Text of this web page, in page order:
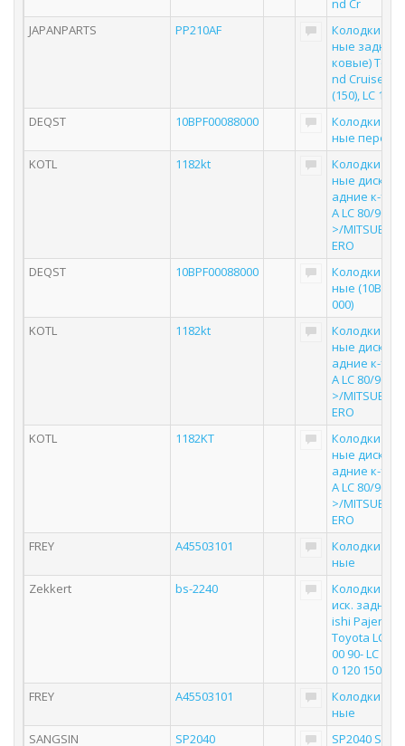
nd Cr
JAPANPARTS
PP210AF
Колодки
ные задние
ковые)
nd Cruiser
(150), LC 100,
DEQST
10BPF00088000
Колодки
ные
KOTL
1182kt
Колодки
ные
адние к-т
A LC 80/90/
>/
ERO
DEQST
10BPF00088000
Колодки
ные
000)
KOTL
1182kt
Колодки
ные
адние к-т
A LC 80/90/
>/
ERO
KOTL
1182KT
Колодки
ные
адние к-т
A LC 80/90/
>/
ERO
FREY
A45503101
Колодки
ные
Zekkert
bs-2240
Колодки
иск. задн.
ishi Pajero IV
Toyota LC 70
00 90- LC
0 120 150
FREY
A45503101
Колодки
ные
SANGSIN
SP2040 SP2040